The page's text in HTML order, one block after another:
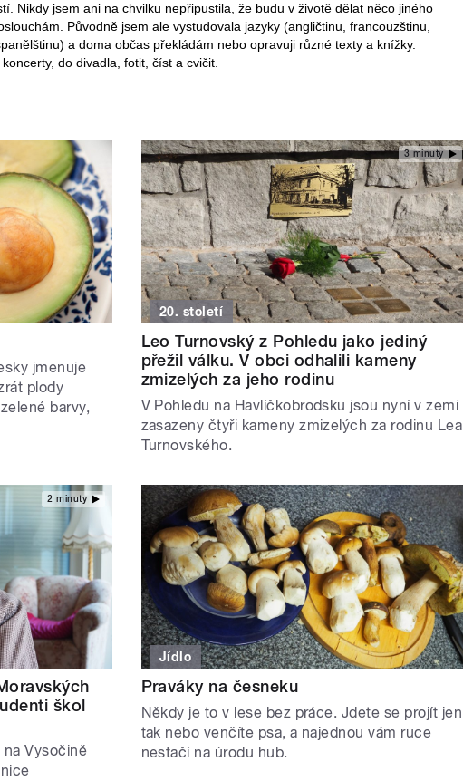
Nikdy jsem ani na chvilku nepřipustila, že budu v životě dělat něco jiného
Původně jsem ale vystudovala jazyky (angličtinu, francouzštinu,
a doma občas překládám nebo opravuji různé texty a knížky.
do divadla, fotit, číst a cvičit.
jmenuje
plody
barvy,
3 minuty
20. století
Leo Turnovský z Pohledu jako jediný
přežil válku. V obci odhalili kameny
zmizelých za jeho rodinu
V Pohledu na Havlíčkobrodsku jsou nyní v zemi
zasazeny čtyři kameny zmizelých za rodinu Lea
Turnovského.
2 minuty
škol
Vysočině
Jídlo
Praváky na česneku
Někdy je to v lese bez práce. Jdete se projít jen
tak nebo venčíte psa, a najednou vám ruce
nestačí na úrodu hub.